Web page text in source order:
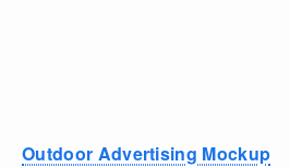
Outdoor Advertising Mockup